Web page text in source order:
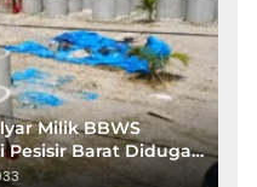
Milik BBWS
Pesisir Barat Diduga